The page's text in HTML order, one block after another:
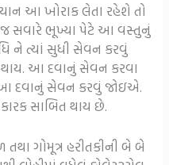
આ ખોરાક લેતા રહેશે તો
સવારે ભૂખ્યા પેટે આ વસ્તુનું
ત્યાં સુધી સેવન કરવું
આ દવાનું સેવન કરવા
આ દવાનું સેવન કરવું જોઇએ.
સાબિત થાય છે.
તથા ગોમૂત્ર હરીતકીની બે બે